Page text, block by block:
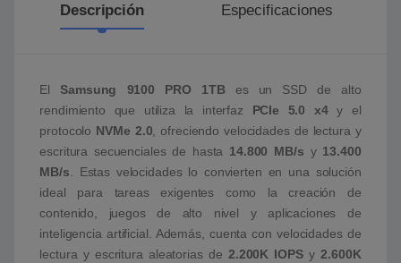
Descripción Especificaciones
El Samsung 9100 PRO 1TBes un SSD de alto
rendimiento que utiliza la interfaz PCIe 5.0 x4y el
protocolo NVMe 2.0, ofreciendo velocidades de lectura y
escritura secuenciales de hasta 14.800 MB/s y 13.400
MB/s. Estas velocidades lo convierten en una solución
ideal para tareas exigentes como la creación de
contenido, juegos de alto nivel y aplicaciones de
inteligencia artificial. Además, cuenta con velocidades de
lectura y escritura aleatorias de 2.200K IOPSy2.600K